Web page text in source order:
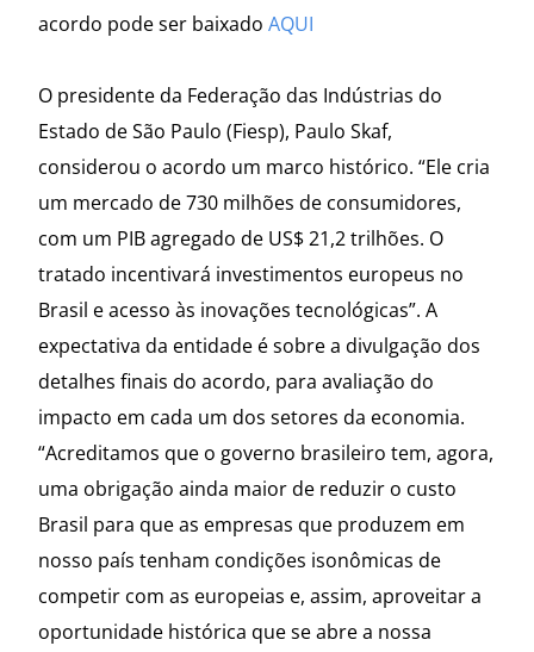
acordo pode ser baixado AQUI
O presidente da Federação das Indústrias do
Estado de São Paulo (Fiesp), Paulo Skaf,
considerou o acordo um marco histórico. “Ele cria
um mercado de 730 milhões de consumidores,
com um PIB agregado de US$ 21,2 trilhões. O
tratado incentivará investimentos europeus no
Brasil e acesso às inovações tecnológicas”. A
expectativa da entidade é sobre a divulgação dos
detalhes finais do acordo, para avaliação do
impacto em cada um dos setores da economia.
“Acreditamos que o governo brasileiro tem, agora,
uma obrigação ainda maior de reduzir o custo
Brasil para que as empresas que produzem em
nosso país tenham condições isonômicas de
competir com as europeias e, assim, aproveitar a
oportunidade histórica que se abre a nossa